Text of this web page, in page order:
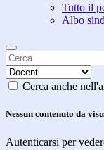
Tutto il
Albo
Cerca anche
Nessun contenuto da
Autenticarsi per